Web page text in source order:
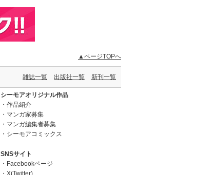
▲ページTOPへ
雑誌一覧 出版社一覧 新刊一覧
シーモアオリジナル作品
作品紹介
マンガ家募集
マンガ編集者募集
シーモアコミックス
SNSサイト
Facebookページ
X(Twitter)